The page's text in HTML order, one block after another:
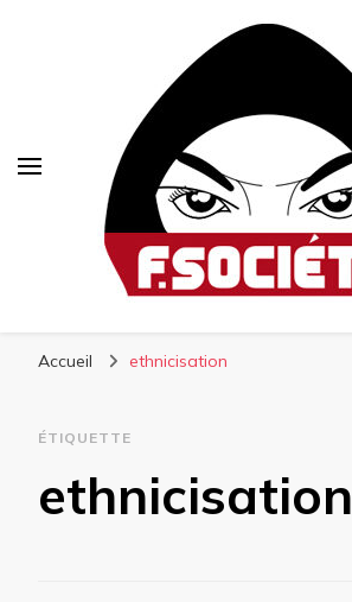
Accueil ethnicisation
ÉTIQUETTE
ethnicisation